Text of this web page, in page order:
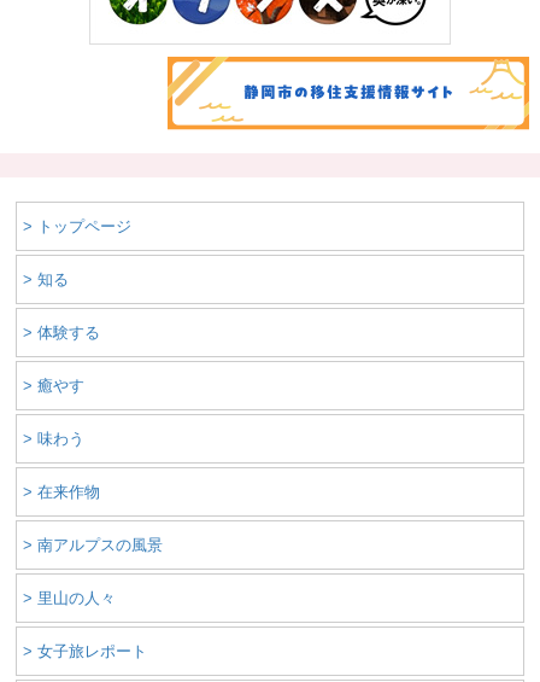
> トップページ
> 知る
> 体験する
> 癒やす
> 味わう
> 在来作物
> 南アルプスの風景
> 里山の人々
> 女子旅レポート